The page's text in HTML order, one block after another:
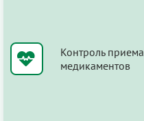
Контроль приема
медикаментов